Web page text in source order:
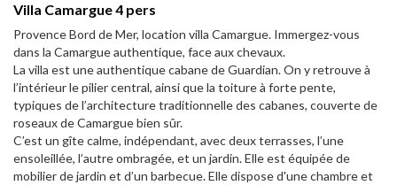
Villa Camargue 4 pers
Provence Bord de Mer, location villa Camargue. Immergez-vous
dans la Camargue authentique, face aux chevaux.
La villa est une authentique cabane de Guardian. On y retrouve à
l’intérieur le pilier central, ainsi que la toiture à forte pente,
typiques de l’architecture traditionnelle des cabanes, couverte de
roseaux de Camargue bien sûr.
C’est un gîte calme, indépendant, avec deux terrasses, l’une
ensoleillée, l’autre ombragée, et un jardin. Elle est équipée de
mobilier de jardin et d’un barbecue. Elle dispose d'une chambre et